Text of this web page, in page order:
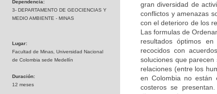
Dependencia:
3- DEPARTAMENTO DE GEOCIENCIAS Y
MEDIO AMBIENTE - MINAS
Lugar:
Facultad de Minas, Universidad Nacional
de Colombia sede Medellín
Duración:
12 meses
gran diversidad de
conflictos y amenazas
con el deterioro de los
Las formulas de
resultados óptimos
recocidos con
soluciones que
relaciones (entre los
en Colombia no están
costeros se